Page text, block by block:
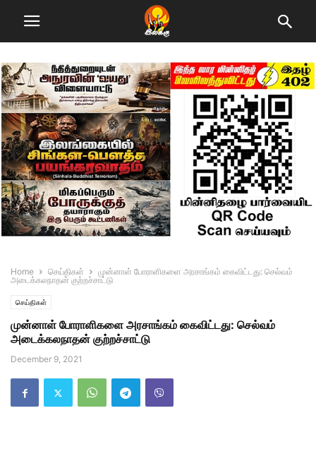
Home செய்திகள்
முன்னாள் போராளிகளை அரசாங்கம் கைவிட்டது: செல்வம்
அடைக்கலநாதன் குற்றச்சாட்டு
செய்திகள்
முன்னாள் போராளிகளை அரசாங்கம் கைவிட்டது: செல்வம்
அடைக்கலநாதன் குற்றச்சாட்டு
December 9, 2021